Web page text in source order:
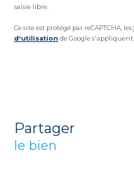
saisie libre.
Ce site est protégé par reCAPTCHA, les
d'utilisationde Google s'appliquent.
partager
le bien